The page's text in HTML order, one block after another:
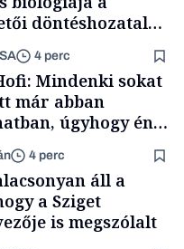
döntéshozatal
4 perc
Mindenki sokat
már abban
úgyhogy én
akartam
4 perc
áll a
a Sziget
is megszólalt